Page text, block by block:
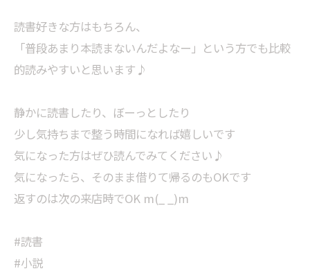
読書好きな方はもちろん、
「普段あまり本読まないんだよなー」という方でも比較
的読みやすいと思います♪
静かに読書したり、ぼーっとしたり
少し気持ちまで整う時間になれば嬉しいです
気になった方はぜひ読んでみてください♪
気になったら、そのまま借りて帰るのもOKです
返すのは次の来店時でOK m(_ _)m
#読書
#小説